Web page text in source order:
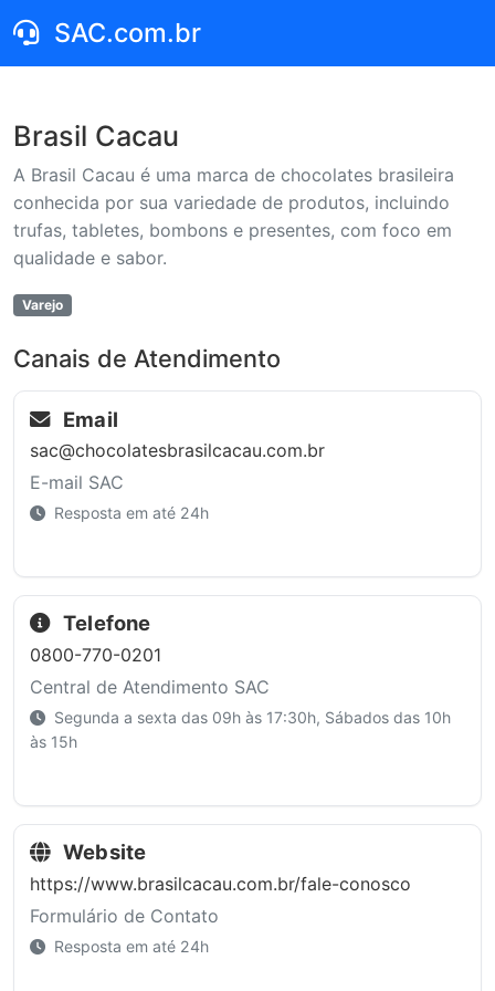
SAC.com.br
Brasil Cacau
A Brasil Cacau é uma marca de chocolates brasileira
conhecida por sua variedade de produtos, incluindo
trufas, tabletes, bombons e presentes, com foco em
qualidade e sabor.
Varejo
Canais de Atendimento
Email
sac@chocolatesbrasilcacau.com.br
E-mail SAC
Resposta em até 24h
Telefone
0800-770-0201
Central de Atendimento SAC
Segunda a sexta das 09h às 17:30h, Sábados das 10h
às 15h
Website
https://www.brasilcacau.com.br/fale-conosco
Formulário de Contato
Resposta em até 24h